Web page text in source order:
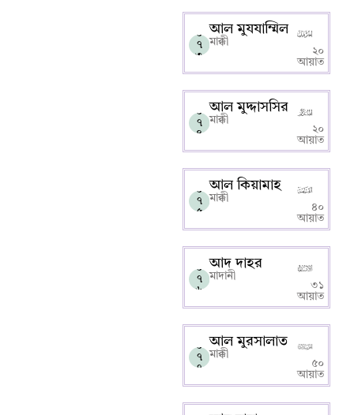
০
৭
৩
আল মুযযাম্মিল
মাক্কী
২০
আয়াত
০
৭
৪
আল মুদ্দাসসির
মাক্কী
২০
আয়াত
০
৭
৫
আল কিয়ামাহ
মাক্কী
৪০
আয়াত
০
৭
৬
আদ দাহর
মাদানী
৩১
আয়াত
০
৭
৭
আল মুরসালাত
মাক্কী
৫০
আয়াত